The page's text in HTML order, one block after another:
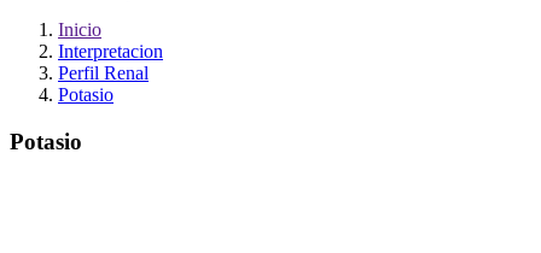
Inicio
Interpretacion
Perfil Renal
Potasio
Potasio